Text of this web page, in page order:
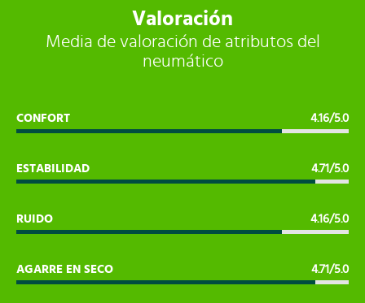
Valoración
Media de valoración de atributos del
neumático
CONFORT 4.16/5.0
ESTABILIDAD 4.71/5.0
RUIDO 4.16/5.0
AGARRE EN SECO 4.71/5.0